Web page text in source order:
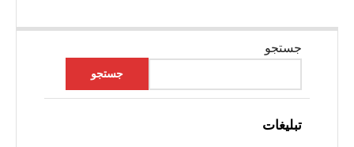
جستجو
جستجو
تبلیغات